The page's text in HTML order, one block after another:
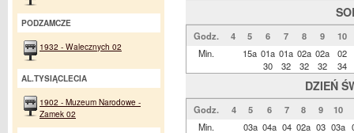
Godz. 4 5 6 7 8 9
10
Min.
15a 01a
30
01a
32
02a
32
02a
32
02
34
DZIEŃ
Godz. 4 5 6 7 8 9
10
Min.
03a 04a 04 02a 03 03a
PODZAMCZE
1932 - Walecznych 02
AL.TYSIĄCLECIA
1902 - Muzeum Narodowe -
Zamek 02